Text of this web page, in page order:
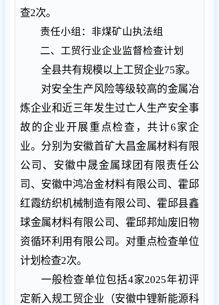
查2次。
责任小组： 非煤矿山执法组
二、工贸行业企业监督检查计划
全县共有规模以上工贸企业75家。
对安全生产风险等级较高的金属冶
炼企业和近三年发生过亡人生产安全事
故的企业开展重点检查， 共计6家企
业。 分别为安徽首矿大昌金属材料有限
公司、安徽中晟金属球团有限责任公
司 、 安徽中鸿冶金材料有限公司、霍邱
红霞纺织机械制造有限公司、霍邱县鑫
球金属材料有限公司、 霍邱邦灿废旧物
资循环利用有限公司。 对重点检查单位
计划检查2次。
一般检查单位包括4家2025年初评
定新入规工贸企业 （安徽中锂新能源科